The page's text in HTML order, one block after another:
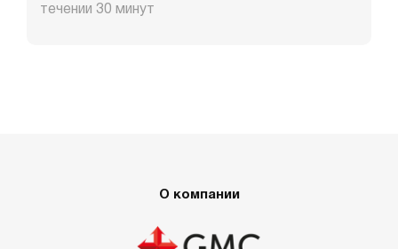
течении 30 минут
О компании